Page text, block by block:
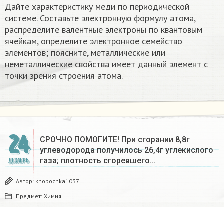
Дайте характеристику меди по периодической
системе. Составьте электронную формулу атома,
распределите валентные электроны по квантовым
ячейкам, определите электронное семейство
элементов; поясните, металлические или
неметаллические свойства имеет данный элемент с
точки зрения строения атома.
24
ДЕКАБРЬ
СРОЧНО ПОМОГИТЕ! При сгорании 8,8г
углеводорода получилось 26,4г углекислого
газа; плотность сгоревшего…
Автор: knopochka1037
Предмет: Химия